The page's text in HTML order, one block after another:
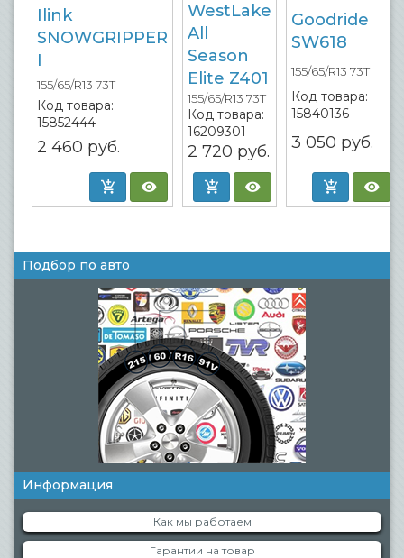
Ilink
SNOWGRIPPER
I
155/65/R13 73T
Код товара:
15852444
2 460 руб.
WestLake
All
Season
Elite Z401
155/65/R13 73T
Код товара:
16209301
2 720 руб.
Goodride
SW618
155/65/R13 73T
Код товара:
15840136
3 050 руб.
Подбор по авто
Информация
Как мы работаем
Гарантии на товар